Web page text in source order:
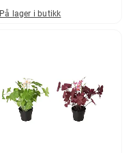
På lager i butikk